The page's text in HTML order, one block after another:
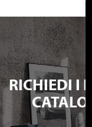
RICHIEDI I